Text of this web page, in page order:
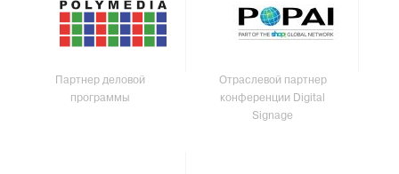
Партнер деловой
программы
Отраслевой партнер
конференции Digital
Signage